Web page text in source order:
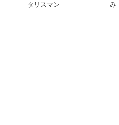
タリスマン
み